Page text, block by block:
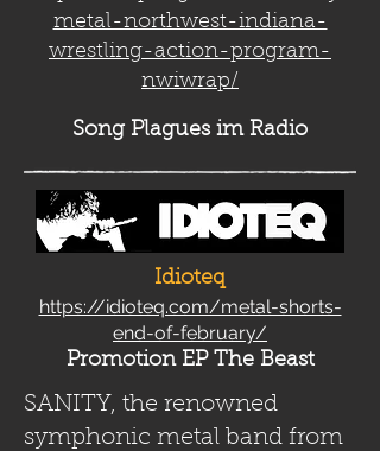
metal-northwest-indiana-
wrestling-action-program-
nwiwrap/
Song Plagues im Radio
Idioteq
https://idioteq.com/metal-shorts-
end-of-february/
Promotion EP The Beast
SANITY, the renowned
symphonic metal band from